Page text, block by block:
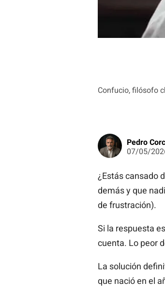
Confucio, filósofo
Pedro
07/05/
¿Estás cansado
demás y que
de frustración).
Si la respuesta
cuenta. Lo peor
La solución
que nació en el